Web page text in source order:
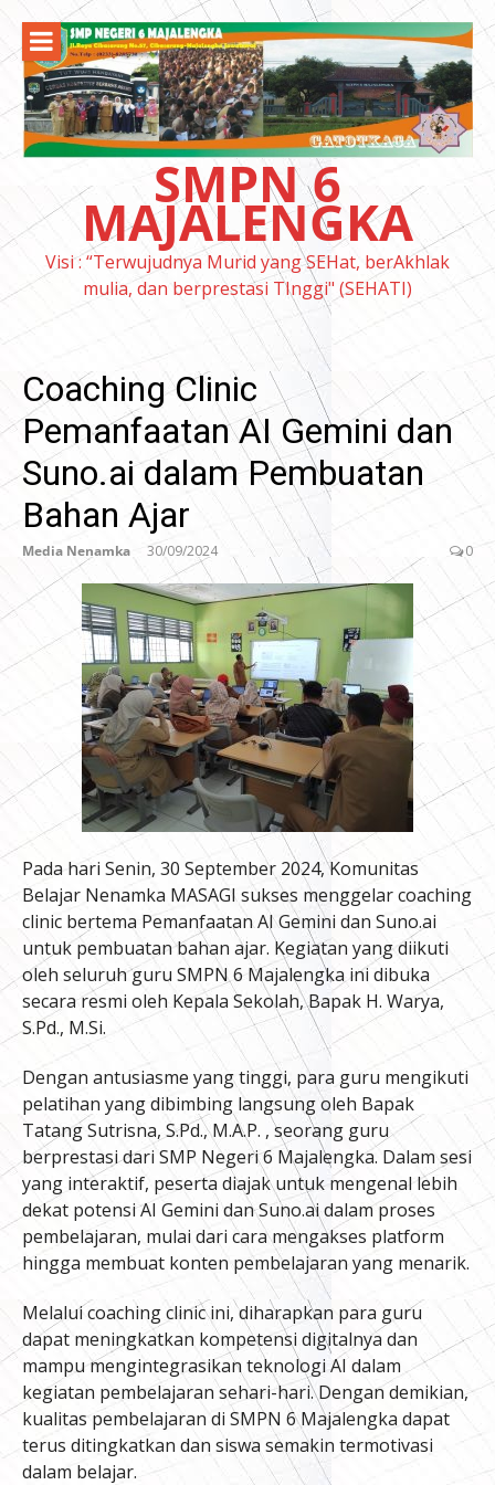
konten
SMPN 6
MAJALENGKA
Visi : “Terwujudnya Murid yang SEHat, berAkhlak
mulia, dan berprestasi TInggi" (SEHATI)
Coaching Clinic
Pemanfaatan AI Gemini dan
Suno.ai dalam Pembuatan
Bahan Ajar
Media Nenamka 30/09/2024 0
Pada hari Senin, 30 September 2024, Komunitas
Belajar Nenamka MASAGI sukses menggelar coaching
clinic bertema Pemanfaatan AI Gemini dan Suno.ai
untuk pembuatan bahan ajar. Kegiatan yang diikuti
oleh seluruh guru SMPN 6 Majalengka ini dibuka
secara resmi oleh Kepala Sekolah, Bapak H. Warya,
S.Pd., M.Si.
Dengan antusiasme yang tinggi, para guru mengikuti
pelatihan yang dibimbing langsung oleh Bapak
Tatang Sutrisna, S.Pd., M.A.P. , seorang guru
berprestasi dari SMP Negeri 6 Majalengka. Dalam sesi
yang interaktif, peserta diajak untuk mengenal lebih
dekat potensi AI Gemini dan Suno.ai dalam proses
pembelajaran, mulai dari cara mengakses platform
hingga membuat konten pembelajaran yang menarik.
Melalui coaching clinic ini, diharapkan para guru
dapat meningkatkan kompetensi digitalnya dan
mampu mengintegrasikan teknologi AI dalam
kegiatan pembelajaran sehari-hari. Dengan demikian,
kualitas pembelajaran di SMPN 6 Majalengka dapat
terus ditingkatkan dan siswa semakin termotivasi
dalam belajar.